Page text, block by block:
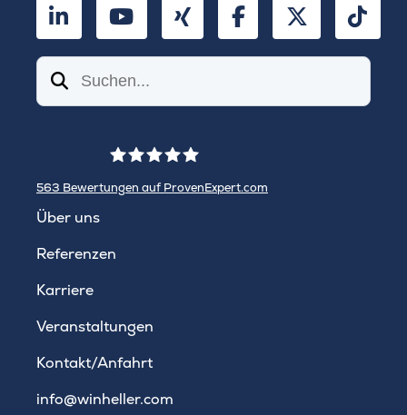
LinkedInYouTubeXing FacebookTwitter
Suchen
563 Bewertungen auf ProvenExpert.com
Über uns
Referenzen
Karriere
Veranstaltungen
Kontakt/Anfahrt
info@winheller.com